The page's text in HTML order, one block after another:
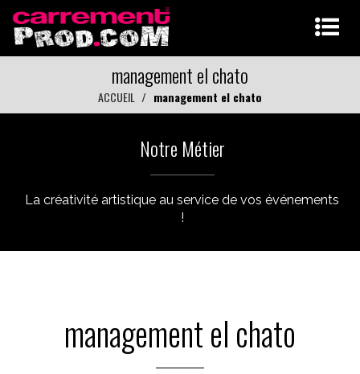
management el chato
ACCUEIL management el chato
Notre Métier
La créativité artistique au service de vos événements
!
management el chato